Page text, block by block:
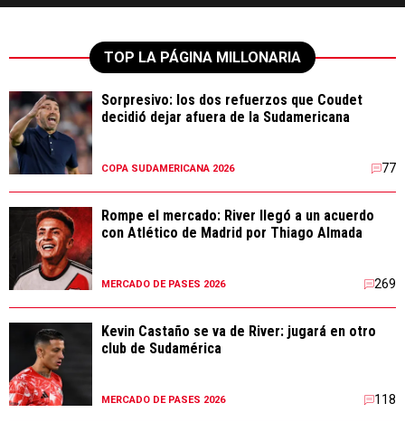
TOP LA PÁGINA MILLONARIA
Sorpresivo: los dos refuerzos que Coudet
decidió dejar afuera de la Sudamericana
COPA SUDAMERICANA 2026 77
Rompe el mercado: River llegó a un acuerdo
con Atlético de Madrid por Thiago Almada
MERCADO DE PASES 2026 269
Kevin Castaño se va de River: jugará en otro
club de Sudamérica
MERCADO DE PASES 2026 118